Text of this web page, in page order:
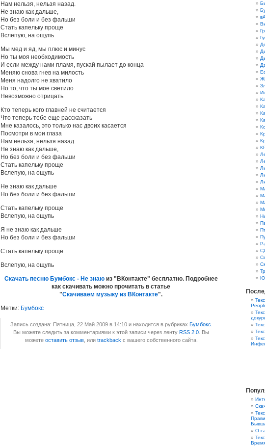
Нам нельзя, нельзя назад.
Не знаю как дальше,
Но без боли и без фальши
Стать капельку проще
Вслепую, на ощупь
Мы мед и яд, мы плюс и минус
Но ты моя необходимость
И если между нами пламя, пускай пылает до конца
Меняю снова гнев на милость
Меня надолго не хватило
Но то, что ты мое светило
Невозможно отрицать
Кто теперь кого главней не считается
Что теперь тебе еще рассказать
Мне казалось, это только нас двоих касается
Посмотри в мои глаза
Нам нельзя, нельзя назад.
Не знаю как дальше,
Но без боли и без фальши
Стать капельку проще
Вслепую, на ощупь
Не знаю как дальше
Но без боли и без фальши
Стать капельку проще
Вслепую, на ощупь
Я не знаю как дальше
Но без боли и без фальши
Стать капельку проще
Вслепую, на ощупь
Скачать песню Бумбокс - Не знаюиз "ВКонтакте" бесплатно. Подробнее
как скачивать можно прочитать в статье
"Скачиваем музыку из ВКонтакте".
Метки: Бумбокс
Запись создана: Пятница, 22 Май 2009 в 14:10 и находится в рубриках Бумбокс
Вы можете следить за комментариями к этой записи через ленту RSS 2.0 . Вы
можете оставить отзыв, или trackback с вашего собственного сайта.
О